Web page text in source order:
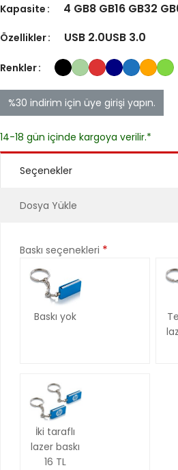
Kapasite 4 GB8 GB16 GB32 GB
Özellikler USB 2.0USB 3.0
Renkler
%30 indirim için üye girişi yapın.
14-18 gün içinde kargoya verilir.*
Seçenekler
Dosya Yükle
Baskı seçenekleri *
Baskı yok
İki taraflı
lazer baskı
16 TL